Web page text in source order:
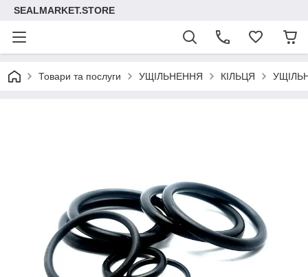
SEALMARKET.STORE
Товари та послуги УЩІЛЬНЕННЯ КІЛЬЦЯ